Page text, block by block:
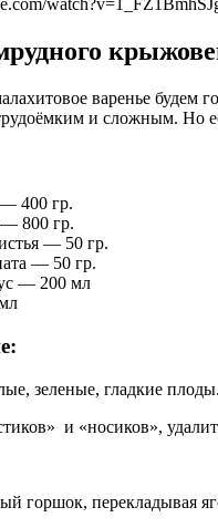
варенье будем
трудоёмким и сложным. Но
400 гр.
— 800 гр.
— 50 гр.
— 50 гр.
— 200 мл
зеленые, гладкие
и «носиков»,
горшок, перекладывая